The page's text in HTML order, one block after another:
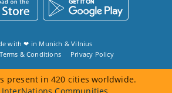
with ❤ in Munich &Vilnius
Terms & Conditions Privacy Policy
present in 420 cities worldwide.